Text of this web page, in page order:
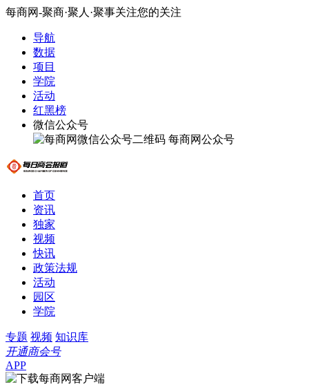
每商网-聚商·聚人·聚事关注您的关注
导航
数据
项目
学院
活动
红黑榜
微信公众号
每商网公众号
首页
资讯
独家
视频
快讯
政策法规
活动
园区
学院
专题 视频 知识库
开通商会号
APP